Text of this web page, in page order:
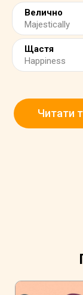
Велично
Majestically
Щастя
Happiness
Читати